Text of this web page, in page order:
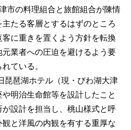
市の料理組合と旅館組合が陳情
たる客層とするはずのところ
に重きを置くよう方針を転換
業者への圧迫を避けるよう要
ている。
琶湖ホテル（現・びわ湖大津
明治生命館等を設計したこと
設計を担当し、桃山様式と呼
と洋風の内観を有する重厚な